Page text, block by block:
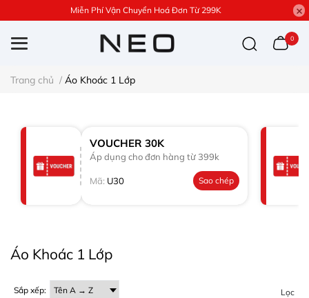
Miễn Phí Vận Chuyển Hoá Đơn Từ 299K
0
Trang chủ / Áo Khoác 1 Lớp
VOUCHER 30K
Áp dụng cho đơn hàng từ 399k
Mã: U30 Sao chép
Áo Khoác 1 Lớp
Sắp xếp: Lọc